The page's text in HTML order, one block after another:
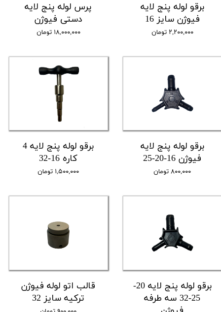
برقو لوله پنج لایه
فیوژن سایز 16
۲,۲۰۰,۰۰۰ تومان
پرس لوله پنج لایه
دستی فیوژن
۱۸,۰۰۰,۰۰۰ تومان
برقو لوله پنج لایه
فیوژن 16-20-25
۸۰۰,۰۰۰ تومان
برقو لوله پنج لایه 4
کاره 16-32
۱,۵۰۰,۰۰۰ تومان
برقو لوله پنج لایه 20-
25-32 سه طرفه
قالب اتو لوله فیوژن
ترکیه سایز 32